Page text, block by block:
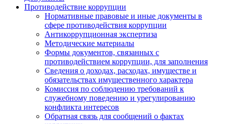
Противодействие коррупции
Нормативные правовые и иные документы в
сфере противодействия коррупции
Антикоррупционная экспертиза
Методические материалы
Формы документов, связанных с
противодействием коррупции, для заполнения
Сведения о доходах, расходах, имуществе и
обязательствах имущественного характера
Комиссия по соблюдению требований к
служебному поведению и урегулированию
конфликта интересов
Обратная связь для сообщений о фактах